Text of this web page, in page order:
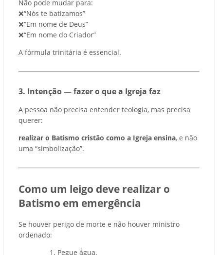
Não pode mudar para:
❌“Nós te batizamos”
❌“Em nome de Deus”
❌“Em nome do Criador”
A fórmula trinitária é essencial.
3️. Intenção — fazer o que a Igreja faz
A pessoa não precisa entender teologia, mas precisa
querer:
realizar o Batismo cristão como a Igreja ensina, e não
uma “simbolização”.
Como um leigo deve realizar o
Batismo em emergência
Se houver perigo de morte e não houver ministro
ordenado:
Pegue água.